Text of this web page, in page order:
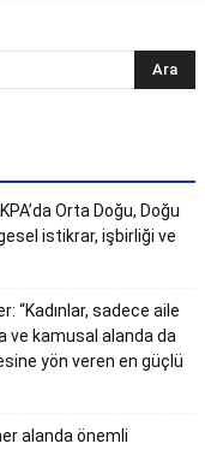
Orta Doğu, Doğu
istikrar, işbirliği ve
“Kadınlar, sadece aile
ve kamusal alanda da
yön veren en güçlü
alanda önemli